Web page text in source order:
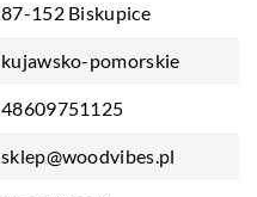
87-152 Biskupice
kujawsko-pomorskie
48609751125
sklep@woodvibes.pl